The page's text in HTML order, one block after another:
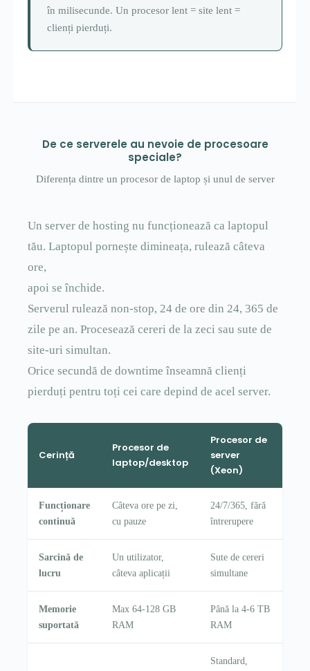
în milisecunde. Un procesor lent = site lent =
clienți pierduți.
De ce serverele au nevoie de procesoare
speciale?
Diferența dintre un procesor de laptop și unul de server
Un server de hosting nu funcționează ca laptopul
tău. Laptopul pornește dimineața, rulează câteva
ore,
apoi se închide.
Serverul rulează non-stop, 24 de ore din 24, 365 de
zile pe an. Procesează cereri de la zeci sau sute de
site-uri simultan.
Orice secundă de downtime înseamnă clienți
pierduți pentru toți cei care depind de acel server.
Cerință
Procesor de
laptop/desktop
Procesor de
server
(Xeon)
Funcționare
continuă
Câteva ore pe zi,
cu pauze
24/7/365, fără
întrerupere
Sarcină de
lucru
Un utilizator,
câteva aplicații
Sute de cereri
simultane
Memorie
suportată
Max 64-128 GB
RAM
Până la 4-6 TB
RAM
Standard,